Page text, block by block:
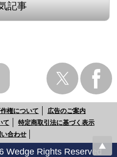
記事
権について
広告のご案内
て
特定商取引法に基づく表示
合わせ
Wedge Rights Reserved